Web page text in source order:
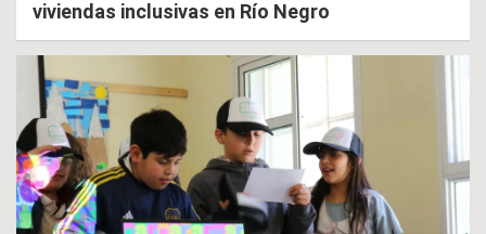
viviendas inclusivas en Río Negro